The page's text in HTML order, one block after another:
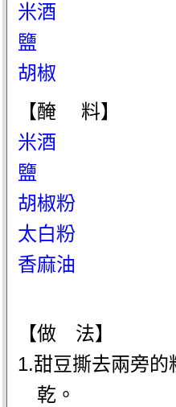
米酒
鹽
胡椒
【醃 料】
米酒
鹽
胡椒粉
太白粉
香麻油
【做 法】
1.甜豆撕去兩旁
乾。